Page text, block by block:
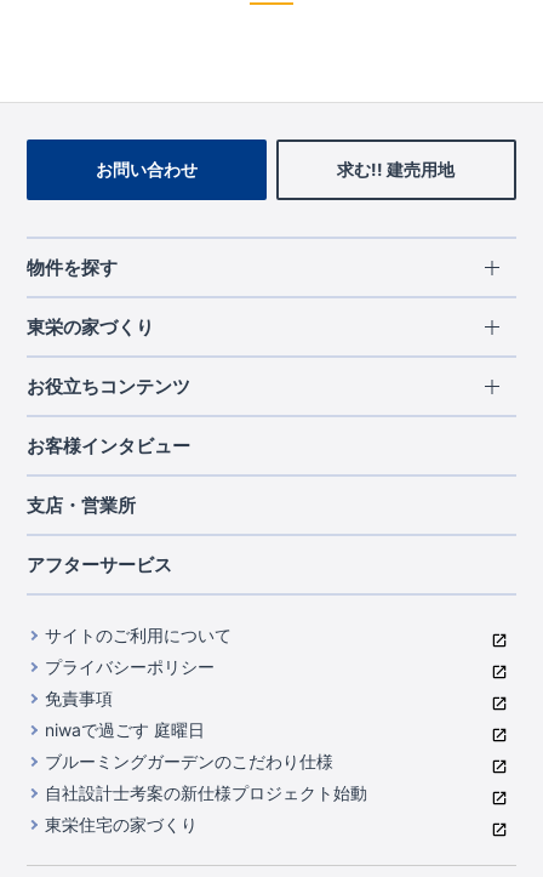
お問い合わせ 求む!! 建売用地
物件を探す
エリアから探す
北海道・東北
北海道
宮城県
千葉県
中部
山梨県
静岡県
滋賀県
京都府
中国・四国
岡山県
広島県
九州・沖縄
福岡県
熊本県
東栄の家づくり
長期優良住宅
住宅性能評価書
ブルーミングガーデンは地震につよい<建物編>
室内空間を快適に保つ断熱性能
コストパフォーマンスに自信
充実のアフターサポート
第三者評価によるお墨付き
家づくりのプロにも選ばれるブルーミングガーデン
住んでみるとじわじわ伝わる暮らしやすさへのこだわり
自社一貫体制
お役立ちコンテンツ
ご契約までの道のり
現地見学ガイド
ご紹介制度のご案内
東栄INDEX（用語集）
お客様インタビュー
支店・営業所
アフターサービス
サイトのご利用について
プライバシーポリシー
免責事項
niwaで過ごす 庭曜日
ブルーミングガーデンのこだわり仕様
自社設計士考案の新仕様プロジェクト始動
東栄住宅の家づくり